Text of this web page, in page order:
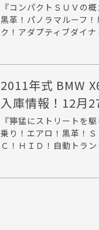
『コンパクトＳＵＶの
黒革！パノラマルーフ
ク！アダプティブダイ
2011年式 BMW
入庫情報！12月
『獰猛にストリートを
乗り！エアロ！黒革！
Ｃ！ＨＩＤ！自動トラ